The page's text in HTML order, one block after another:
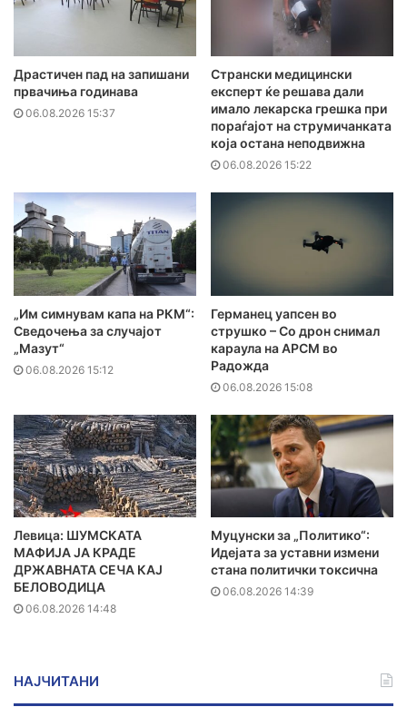
Драстичен пад на запишани
првачиња годинава
06.08.2026 15:37
Странски медицински
експерт ќе решава дали
имало лекарска грешка при
пораѓајот на струмичанката
која остана неподвижна
06.08.2026 15:22
„Им симнувам капа на РКМ“:
Сведочења за случајот
„Мазут“
06.08.2026 15:12
Германец уапсен во
струшко – Со дрон снимал
караула на АРСМ во
Радожда
06.08.2026 15:08
Левица: ШУМСКАТА
МАФИЈА ЈА КРАДЕ
ДРЖАВНАТА СЕЧА КАЈ
БЕЛОВОДИЦА
06.08.2026 14:48
Муцунски за „Политико“:
Идејата за уставни измени
стана политички токсична
06.08.2026 14:39
НАЈЧИТАНИ